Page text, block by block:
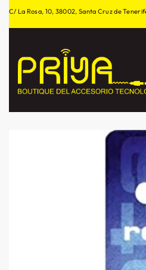
C/ La Rosa, 10, 38002, Santa Cruz de